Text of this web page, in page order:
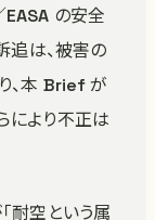
EASA の安全
追は、被害の
、本 Brief が
により不正は
耐空という属